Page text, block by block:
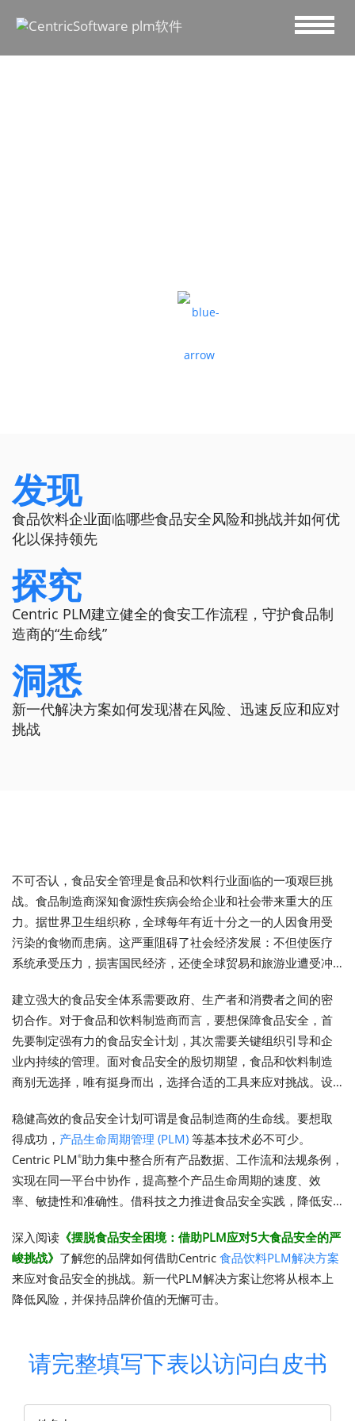
发现
食品饮料企业面临哪些食品安全风险和挑战并如何优
化以保持领先
探究
Centric PLM建立健全的食安工作流程，守护食品制
造商的“生命线”
洞悉
新一代解决方案如何发现潜在风险、迅速反应和应对
挑战
不可否认，食品安全管理是食品和饮料行业面临的一项艰巨挑
战。食品制造商深知食源性疾病会给企业和社会带来重大的压
力。据世界卫生组织称，全球每年有近十分之一的人因食用受
污染的食物而患病。这严重阻碍了社会经济发展：不但使医疗
系统承受压力，损害国民经济，还使全球贸易和旅游业遭受冲
建立强大的食品安全体系需要政府、生产者和消费者之间的密
切合作。对于食品和饮料制造商而言，要想保障食品安全，首
先要制定强有力的食品安全计划，其次需要关键组织引导和企
业内持续的管理。面对食品安全的殷切期望，食品和饮料制造
商别无选择，唯有挺身而出，选择合适的工具来应对挑战。设
远离风险，那将会是哪番景象？
稳健高效的食品安全计划可谓是食品制造商的生命线。要想取
得成功， 产品生命周期管理 (PLM) 等基本技术必不可少。
Centric PLM ®助力集中整合所有产品数据、工作流和法规条例，
实现在同一平台中协作，提高整个产品生命周期的速度、效
率、敏捷性和准确性。借科技之力推进食品安全实践，降低安
深入阅读 《摆脱食品安全困境：借助PLM应对5大食品安全的严
峻挑战》 了解您的品牌如何借助Centric 食品饮料PLM解决方案
来应对食品安全的挑战。新一代PLM解决方案让您将从根本上
降低风险，并保持品牌价值的无懈可击。
请完整填写下表以访问白皮书